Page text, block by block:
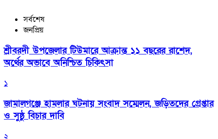
সর্বশেষ
জনপ্রিয়
শ্রীবরদী উপজেলার টিউমারে আক্রান্ত ১১ বছরের রাশেদ,
অর্থের অভাবে অনিশ্চিত চিকিৎসা
১
জামালগঞ্জে হামলার ঘটনায় সংবাদ সম্মেলন, জড়িতদের গ্রেপ্তার
ও সুষ্ঠু বিচার দাবি
২